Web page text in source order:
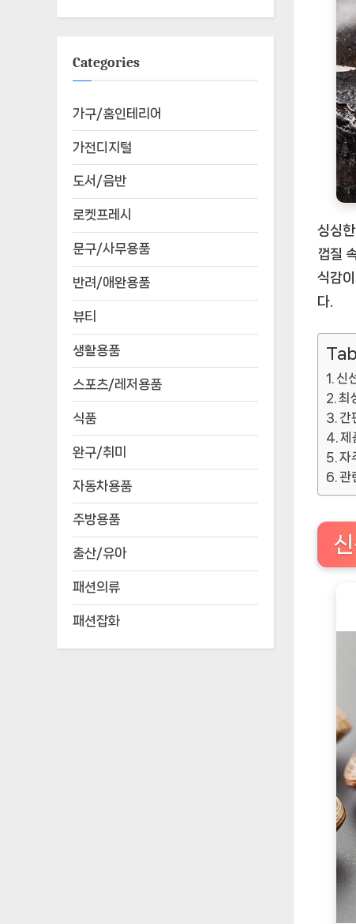
싱싱
껍질
식감
다.
신
최
간
제
자
관
Categories
가구/홈인테리어
가전디지털
도서/음반
로켓프레시
문구/사무용품
반려/애완용품
뷰티
생활용품
스포츠/레저용품
식품
완구/취미
자동차용품
주방용품
출산/유아
패션의류
패션잡화